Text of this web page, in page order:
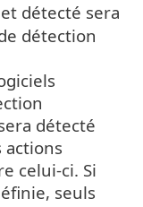
détecté sera
détection
détecté
celui-ci. Si
seuls